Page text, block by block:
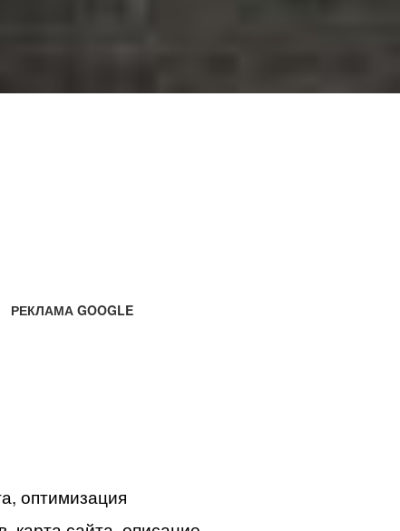
РЕКЛАМА GOOGLE
оптимизация